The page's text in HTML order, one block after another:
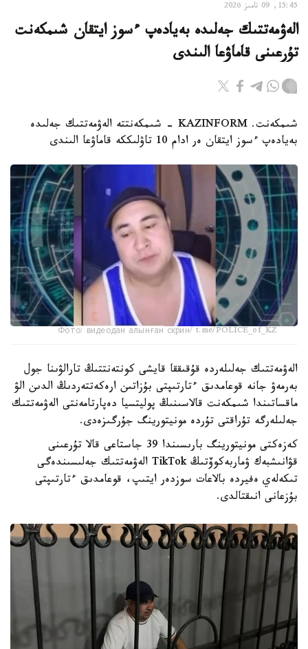
15:45, 09 تامىز 2026
الەۋمەتتىك جەلىدە بەيادەپ ءسوز ايتقان شىمكەنت
تۇرعىنى قاماۋعا الىندى
شىمكەنت. KAZINFORM - شىمكەنتتە الەۋمەتتىك جەلىدە
بەيادەپ ءسوز ايتقان ەر ادام 10 تاۋلىككە قاماۋعا الىندى
Фото: видеодан алынған скрин/ t.me/POLICE_of_KZ
الەۋمەتتىك جەلىلەردە قۇقىققا قايشى كونتەنتتىڭ تارالۋىنا جول
بەرمەۋ جانە قوعامدىق ءتارتىپتى بۇزاتىن ارەكەتتەردىڭ الدىن الۋ
ماقساتىندا شىمكەنت قالاسىنىڭ پوليتسيا دەپارتامەنتى الەۋمەتتىك
جەلىلەرگە تۇراقتى تۇردە مونيتورينگ جۇرگىزەدى.
كەزەكتى مونيتورينگ بارىسىندا 39 جاستاعى قالا تۇرعىنى
قۋانىشبەك ۋماربەكوۆتىڭ TikTok الەۋمەتتىك جەلىسىندەگى
تىكەلەي ەفيردە بالاعات سوزدەر ايتىپ، قوعامدىق ءتارتىپتى
بۇزعانى انىقتالدى.